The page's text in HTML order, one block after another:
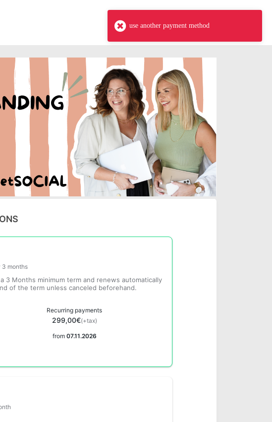
3 months
3 Months minimum term and renews automatically
of the term unless canceled beforehand.
Recurring payments
299,00€(+tax)
from 07.11.2026
use another payment method